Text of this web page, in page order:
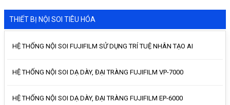
THIẾT BỊ NỘI SOI TIÊU HÓA
HỆ THỐNG NỘI SOI FUJIFILM SỬ DỤNG TRÍ TUỆ NHÂN TẠO AI
HỆ THỐNG NỘI SOI DẠ DÀY, ĐẠI TRÀNG FUJIFILM VP-7000
HỆ THỐNG NỘI SOI DẠ DÀY, ĐẠI TRÀNG FUJIFILM EP-6000